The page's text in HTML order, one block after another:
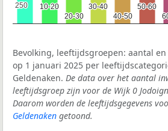
10-20
10-20
20-30
20-30
30-40
30-40
40-50
40-50
50-60
50-60
250
250
Bevolking, leeftijdsgroepen: aantal
op 1 januari 2025 per
Geldenaken. De data over het aantal
leeftijdsgroep zijn voor de Wijk 0
Daarom worden de leeftijdsgegevens
Geldenaken getoond.